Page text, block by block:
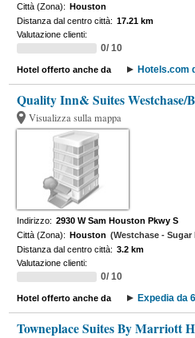
Città (Zona): Houston
Distanza dal centro città: 17.21 km
Valutazione clienti:
0/ 10
Hotel offerto anche da Hotels.com
Quality Inn& Suites Westchase/
Visualizza sulla mappa
Indirizzo: 2930 W Sam Houston Pkwy S
Città (Zona): Houston (Westchase - Sugar
Distanza dal centro città: 3.2 km
Valutazione clienti:
0/ 10
Hotel offerto anche da Expedia da
Towneplace Suites By Marriott